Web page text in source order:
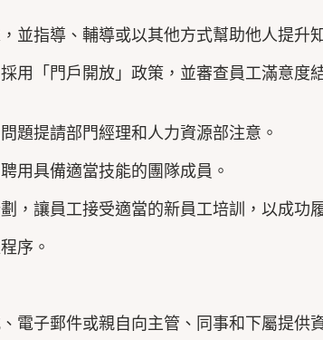
並指導、輔導或以其他方式幫助他人提升
用「門戶開放」政策，並審查員工滿意度
題提請部門經理和人力資源部注意。
用具備適當技能的團隊成員。
，讓員工接受適當的新員工培訓，以成功
序。
電子郵件或親自向主管、同事和下屬提供